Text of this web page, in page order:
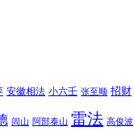
安徽相法 小六壬 张至顺 招财
闾山 阿部泰山 雷法 高俊波